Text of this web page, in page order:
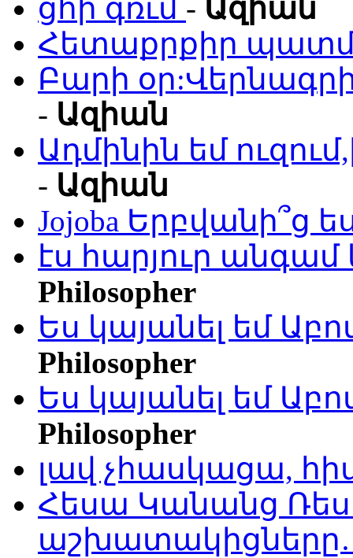
ցհի գռւմ - Ազիան
Հետաքրքիր
Բարի
- Ազիան
Ադմինին եմ
- Ազիան
Jojoba Երբվանի՞ց
էս հարյուր
Philosopher
Ես կայանել եմ
Philosopher
Ես կայանել եմ
Philosopher
լավ չհասկացա,
Հեսա Կանանց